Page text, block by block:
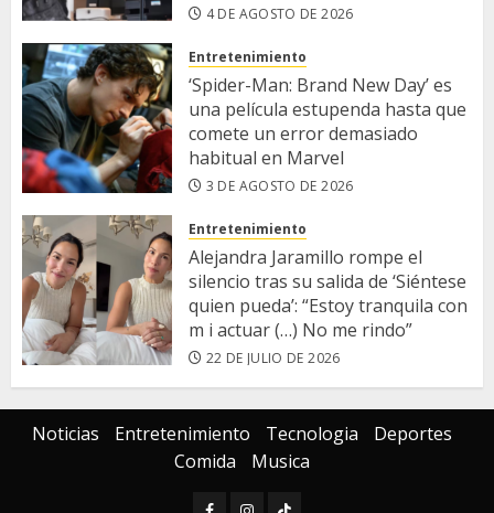
4 DE AGOSTO DE 2026
Entretenimiento
‘Spider-Man: Brand New Day’ es
una película estupenda hasta que
comete un error demasiado
habitual en Marvel
3 DE AGOSTO DE 2026
Entretenimiento
​Alejandra Jaramillo rompe el
silencio tras su salida de ‘Siéntese
quien pueda’: “Estoy tranquila con
m i actuar (…) No me rindo”
22 DE JULIO DE 2026
Noticias Entretenimiento Tecnologia
Deportes
Comida
Musica
Facebook
InstagramTIKTOK